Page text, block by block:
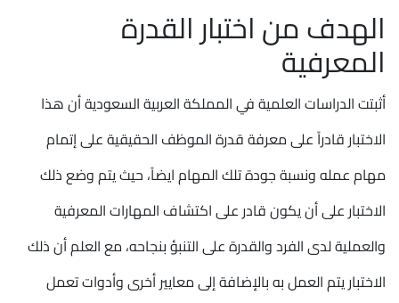
الهدف من اختبار القدرة
المعرفية
أثبتت الدراسات العلمية في المملكة العربية السعودية أن هذا
الاختبار قادراً على معرفة قدرة الموظف الحقيقية على إتمام
مهام عمله ونسبة جودة تلك المهام ايضاً، حيث يتم وضع ذلك
الاختبار على أن يكون قادر على اكتشاف المهارات المعرفية
والعملية لدى الفرد والقدرة على التنبؤ بنجاحه، مع العلم أن ذلك
الاختبار يتم العمل به بالإضافة إلى معايير أخرى وأدوات تعمل